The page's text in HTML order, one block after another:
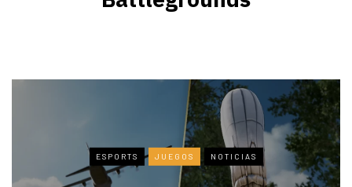
ESPORTS JUEGOS NOTICIAS